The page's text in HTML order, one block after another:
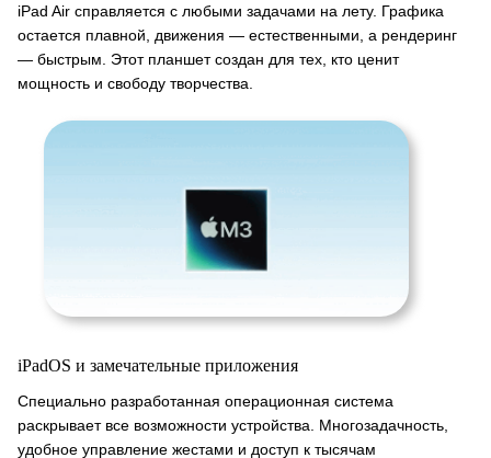
iPad Air справляется с любыми задачами на лету. Графика
остается плавной, движения — естественными, а рендеринг
— быстрым. Этот планшет создан для тех, кто ценит
мощность и свободу творчества.
iPadOS и замечательные приложения
Специально разработанная операционная система
раскрывает все возможности устройства. Многозадачность,
удобное управление жестами и доступ к тысячам